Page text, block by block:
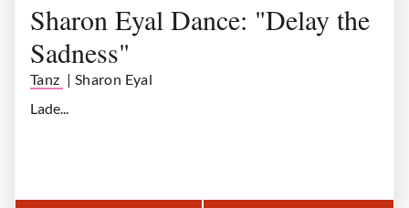
Sharon Eyal Dance: "Delay the
Sadness"
Tanz | Sharon Eyal
Lade...